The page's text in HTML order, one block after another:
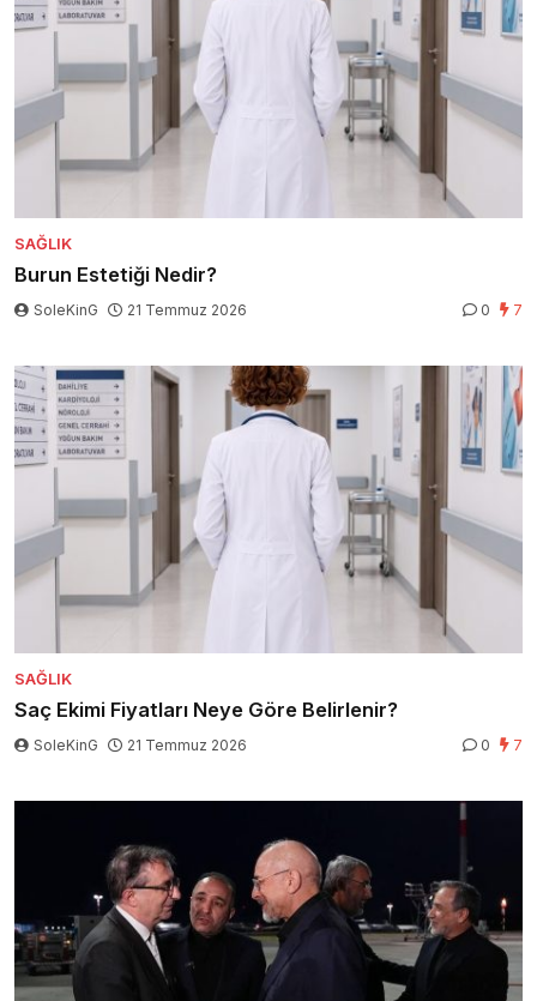
SAĞLIK
Burun Estetiği Nedir?
SoleKinG 21 Temmuz 2026 0 7
SAĞLIK
Saç Ekimi Fiyatları Neye Göre Belirlenir?
SoleKinG 21 Temmuz 2026 0 7